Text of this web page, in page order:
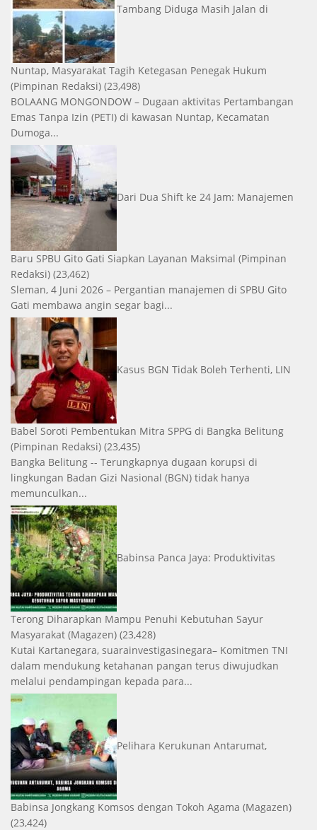
Tambang Diduga Masih Jalan di
Nuntap, Masyarakat Tagih Ketegasan Penegak Hukum
(Pimpinan Redaksi) (23,498)
BOLAANG MONGONDOW – Dugaan aktivitas Pertambangan
Emas Tanpa Izin (PETI) di kawasan Nuntap, Kecamatan
Dumoga...
Dari Dua Shift ke 24 Jam: Manajemen
Baru SPBU Gito Gati Siapkan Layanan Maksimal (Pimpinan
Redaksi) (23,462)
Sleman, 4 Juni 2026 – Pergantian manajemen di SPBU Gito
Gati membawa angin segar bagi...
Kasus BGN Tidak Boleh Terhenti, LIN
Babel Soroti Pembentukan Mitra SPPG di Bangka Belitung
(Pimpinan Redaksi) (23,435)
Bangka Belitung -- Terungkapnya dugaan korupsi di
lingkungan Badan Gizi Nasional (BGN) tidak hanya
memunculkan...
Babinsa Panca Jaya: Produktivitas
Terong Diharapkan Mampu Penuhi Kebutuhan Sayur
Masyarakat (Magazen) (23,428)
Kutai Kartanegara, suarainvestigasinegara– Komitmen TNI
dalam mendukung ketahanan pangan terus diwujudkan
melalui pendampingan kepada para...
Pelihara Kerukunan Antarumat,
Babinsa Jongkang Komsos dengan Tokoh Agama (Magazen)
(23,424)